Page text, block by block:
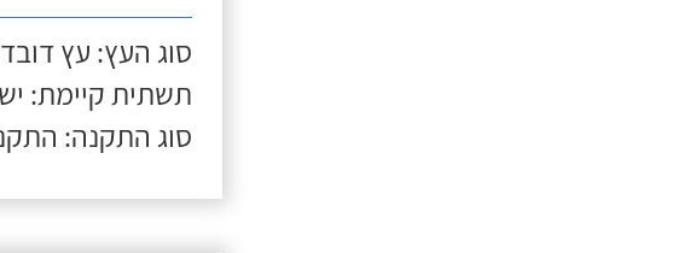
סוג העץ: עץ
תשתית קיימת:
סוג התקנה: